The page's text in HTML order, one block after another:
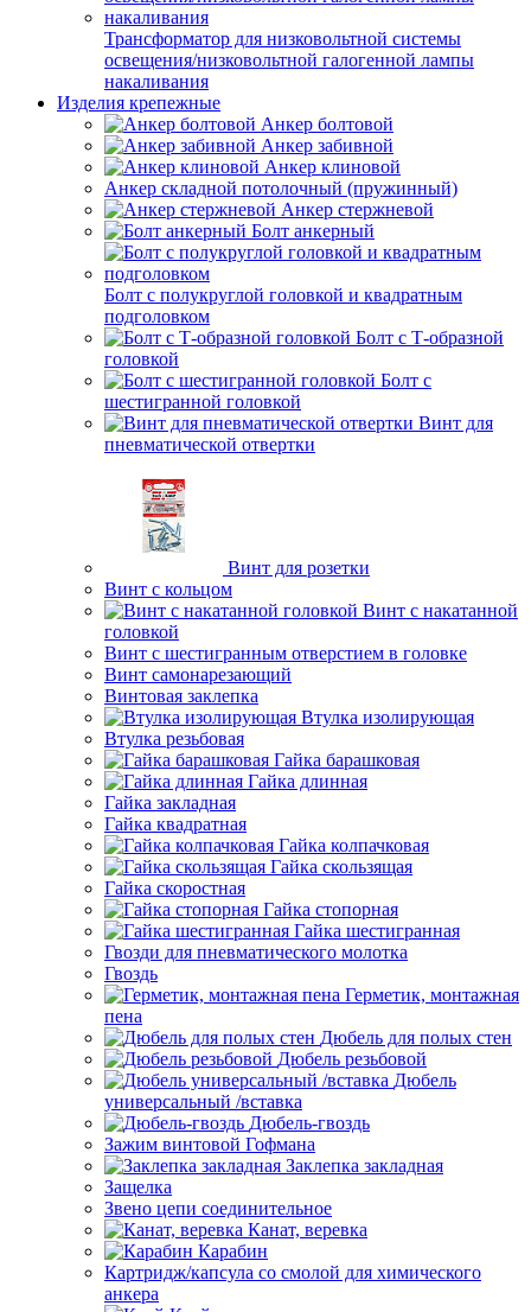
Трансформатор для низковольтной системы
освещения/низковольтной галогенной лампы
накаливания
Изделия крепежные
Анкер болтовой
Анкер забивной
Анкер клиновой
Анкер складной потолочный (пружинный)
Анкер стержневой
Болт анкерный
Болт с полукруглой головкой и квадратным
подголовком
Болт с Т-образной
головкой
Болт с
шестигранной головкой
Винт для
пневматической отвертки
Винт для розетки
Винт с кольцом
Винт с накатанной
головкой
Винт с шестигранным отверстием в головке
Винт самонарезающий
Винтовая заклепка
Втулка изолирующая
Втулка резьбовая
Гайка барашковая
Гайка длинная
Гайка закладная
Гайка квадратная
Гайка колпачковая
Гайка скользящая
Гайка скоростная
Гайка стопорная
Гайка шестигранная
Гвозди для пневматического молотка
Гвоздь
Герметик, монтажная
пена
Дюбель для полых стен
Дюбель резьбовой
Дюбель
универсальный /вставка
Дюбель-гвоздь
Зажим винтовой Гофмана
Заклепка закладная
Защелка
Звено цепи соединительное
Канат, веревка
Карабин
Картридж/капсула со смолой для химического
анкера